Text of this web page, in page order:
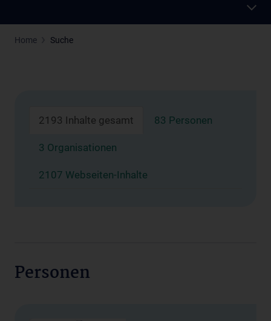
Home Suche
2193 Inhalte gesamt 83 Personen
3 Organisationen
2107 Webseiten-Inhalte
Personen